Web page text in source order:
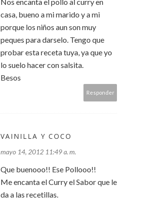
casa, bueno a mi marido y a mi
porque los niños aun son muy
peques para darselo. Tengo que
probar esta receta tuya, ya que yo
lo suelo hacer con salsita.
Besos
Responder
VAINILLA Y COCO
mayo 14, 2012 11:49 a. m.
Que buenooo!! Ese Pollooo!!
Me encanta el Curry el Sabor que le
da a las recetillas.